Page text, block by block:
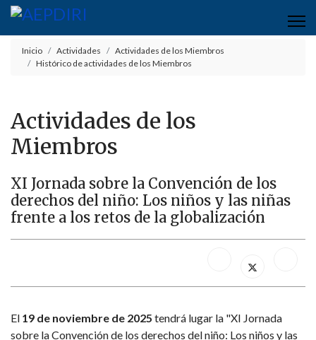
Inicio Actividades
Actividades de los Miembros
Histórico de actividades de los Miembros
Actividades de los
Miembros
XI Jornada sobre la Convención de los
derechos del niño: Los niños y las niñas
frente a los retos de la globalización
El 19 de noviembre de 2025 tendrá lugar la "XI Jornada
sobre la Convención de los derechos del niño: Los niños y las